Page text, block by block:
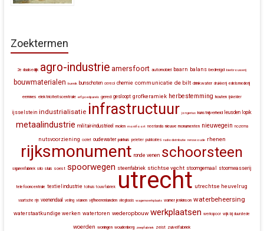
Zoektermen
2e daalsedijk agro-industrie amersfoort automobiel baarn balans bedreigd bierbrouwerij
bouwmaterialen bunnik bunschoten cereol chemie communicatie de bilt drinkwater drukkerij edelsmederij
eemnes elektriciteitscentrale erfgoedparels gered gesloopt grofkeramiek herbestemming houten ijskelder
ijsselstein industrialisatie infrastructuur jongerius kunstnijverheid leusden lopik
metaalindustrie militair-industrieel molen montfoort neerlandia nieuwe monumenten nieuwegein nozema
nutsvoorziening ocriet oudewater pakhuis peletier publicaties radiodistributie renswoude rhenen
rijksmonument ronde venen schoorsteen
sigarenfabriek silo sluis soest spoorwegen steenfabriek stichtse vecht stoomgemaal stoomwasserij
telefooncentrale textielindustrie tolhuis touwfabriek utrecht utrechtse heuvelrug
vaartsche rijn veenendaal veiling vianen vijfheerenlanden vliegbasis wagenwerkplaats warner jenkinson waterbeheersing
waterstaatkundige werken watertoren wederopbouw werkplaatsen werkspoor wijk bij duurstede
woerden woningen woudenberg zeepfabriek zeist zuivelfabriek